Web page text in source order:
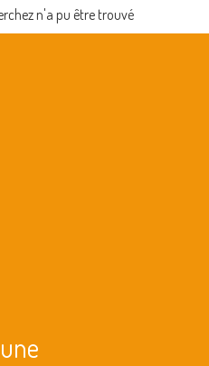
n'a pu être trouvé